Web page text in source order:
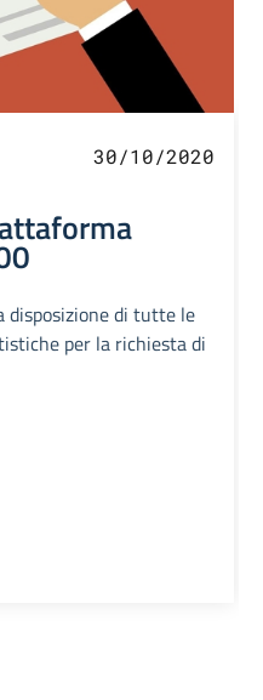
30/10/2020
disposizione di tutte le
per la richiesta di